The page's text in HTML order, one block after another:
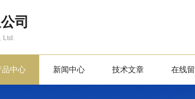
司
品中心 新闻中心 技术文章 在线